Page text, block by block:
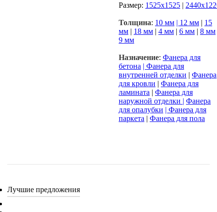
Размер: 1525x1525 |
Толщина: 10 мм | 12 мм | 15
мм | 18 мм | 4 мм | 6 мм | 8 мм
9 мм
Назначение: Фанера для
бетона | Фанера для
внутренней отделки | Фанера
для кровли | Фанера для
ламината | Фанера для
наружной отделки | Фанера
для опалубки | Фанера для
паркета | Фанера для пола
Лучшие предложения